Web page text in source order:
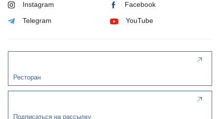
Instagram Facebook
Telegram YouTube
Ресторан
Подписаться на рассылку